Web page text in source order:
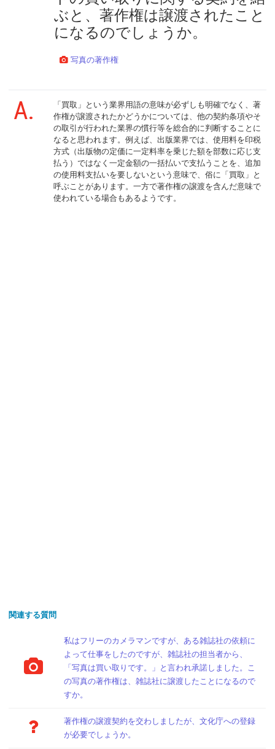
ぶと、著作権は譲渡されたこと
になるのでしょうか。
写真の著作権
A.
「買取」という業界用語の意味が必ずしも明確でなく、著
作権が譲渡されたかどうかについては、他の契約条項やそ
の取引が行われた業界の慣行等を総合的に判断することに
なると思われます。例えば、出版業界では、使用料を印税
方式（出版物の定価に一定料率を乗じた額を部数に応じ支
払う）ではなく一定金額の一括払いで支払うことを、追加
の使用料支払いを要しないという意味で、俗に「買取」と
呼ぶことがあります。一方で著作権の譲渡を含んだ意味で
使われている場合もあるようです。
関連する質問
私はフリーのカメラマンですが、ある雑誌社の依頼に
よって仕事をしたのですが、雑誌社の担当者から、
「写真は買い取りです。」と言われ承諾しました。こ
の写真の著作権は、雑誌社に譲渡したことになるので
すか。
著作権の譲渡契約を交わしましたが、文化庁への登録
が必要でしょうか。